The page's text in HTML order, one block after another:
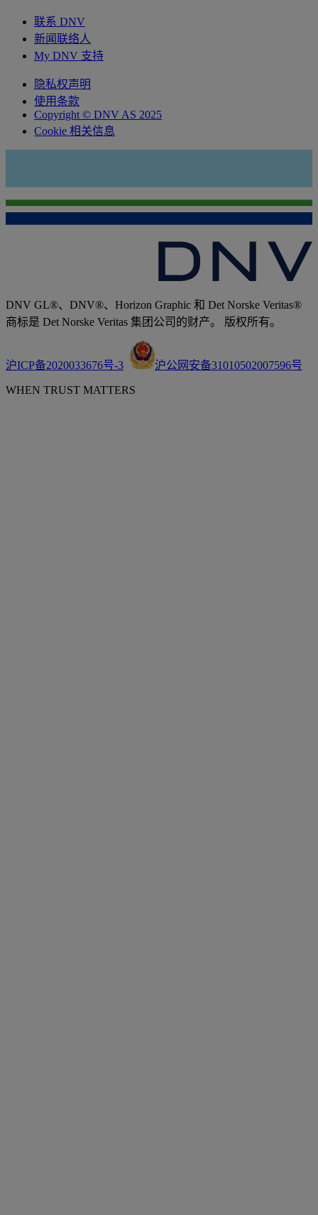
联系 DNV
新闻联络人
My DNV 支持
隐私权声明
使用条款
Copyright © DNV AS 2025
Cookie 相关信息
DNV GL®、DNV®、Horizon Graphic 和 Det Norske Veritas®
商标是 Det Norske Veritas 集团公司的财产。 版权所有。
沪ICP备2020033676号-3 沪公网安备31010502007596号
WHEN TRUST MATTERS